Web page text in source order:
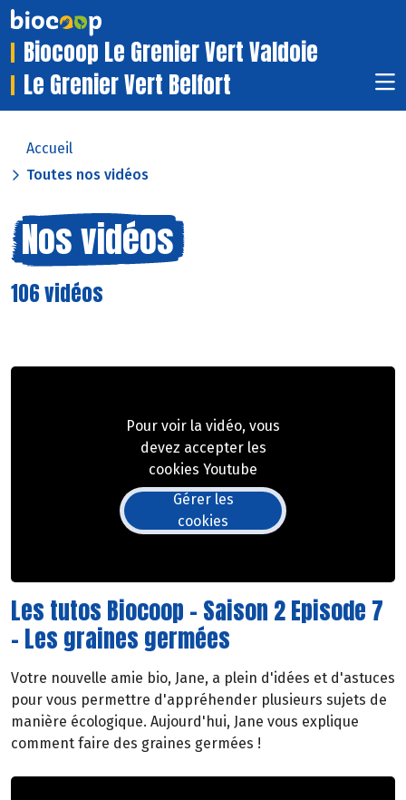
Biocoop Le Grenier Vert Valdoie
Le Grenier Vert Belfort
Accueil
Toutes nos vidéos
Nos vidéos
106 vidéos
Pour voir la vidéo, vous
devez accepter les
cookies Youtube
Gérer les
cookies
Les tutos Biocoop - Saison 2 Episode 7
- Les graines germées
Votre nouvelle amie bio, Jane, a plein d'idées et d'astuces
pour vous permettre d'appréhender plusieurs sujets de
manière écologique. Aujourd'hui, Jane vous explique
comment faire des graines germées !